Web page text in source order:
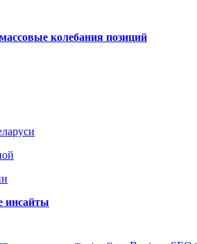
колебания позиций
инсайты